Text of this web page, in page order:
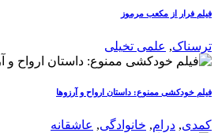
فیلم فرار از مکعب مرموز
ترسناک, علمی تخیلی
فیلم خودکشی ممنوع: داستان ارواح و آرزوها
کمدی, درام, خانوادگی, عاشقانه